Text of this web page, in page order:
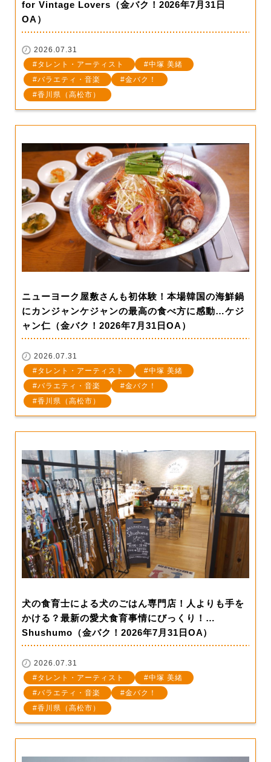
for Vintage Lovers（金バク！2026年7月31日
OA）
2026.07.31
タレント・アーティスト
中塚 美緒
バラエティ・音楽
金バク！
香川県（高松市）
ニューヨーク屋敷さんも初体験！本場韓国の海鮮鍋
にカンジャンケジャンの最高の食べ方に感動…ケジ
ャン仁（金バク！2026年7月31日OA）
2026.07.31
タレント・アーティスト
中塚 美緒
バラエティ・音楽
金バク！
香川県（高松市）
犬の食育士による犬のごはん専門店！人よりも手を
かける？最新の愛犬食育事情にびっくり！…
Shushumo（金バク！2026年7月31日OA）
2026.07.31
タレント・アーティスト
中塚 美緒
バラエティ・音楽
金バク！
香川県（高松市）